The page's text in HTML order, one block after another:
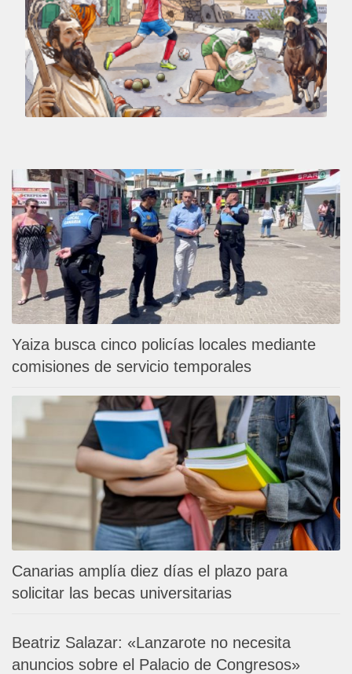
Yaiza busca cinco policías locales mediante
comisiones de servicio temporales
Canarias amplía diez días el plazo para
solicitar las becas universitarias
Beatriz Salazar: «Lanzarote no necesita
anuncios sobre el Palacio de Congresos»